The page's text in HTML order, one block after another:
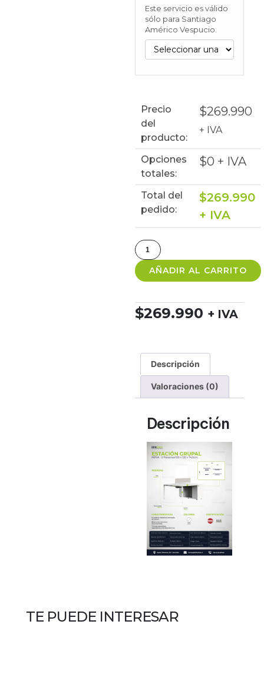
Este servicio es válido
sólo para Santiago
Américo Vespucio.
Precio
del
producto:
$269.990
+ IVA
Opciones
totales:
$0 + IVA
Total del
pedido:
$269.990
+ IVA
AÑADIR AL CARRITO
$269.990 + IVA
Descripción
Valoraciones (0)
Descripción
TE PUEDE INTERESAR